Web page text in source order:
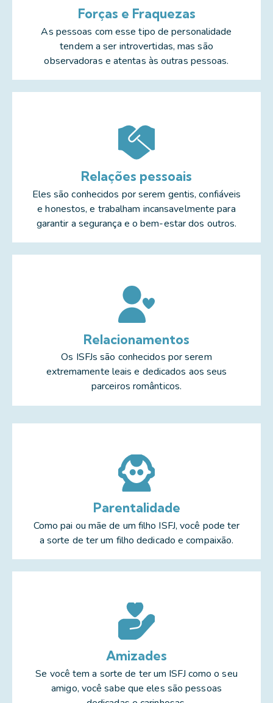
Forças e Fraquezas
As pessoas com esse tipo de personalidade
tendem a ser introvertidas, mas são
observadoras e atentas às outras pessoas.
Relações pessoais
Eles são conhecidos por serem gentis, confiáveis
e honestos, e trabalham incansavelmente para
garantir a segurança e o bem-estar dos outros.
Relacionamentos
Os ISFJs são conhecidos por serem
extremamente leais e dedicados aos seus
parceiros românticos.
Parentalidade
Como pai ou mãe de um filho ISFJ, você pode ter
a sorte de ter um filho dedicado e compaixão.
Amizades
Se você tem a sorte de ter um ISFJ como o seu
amigo, você sabe que eles são pessoas